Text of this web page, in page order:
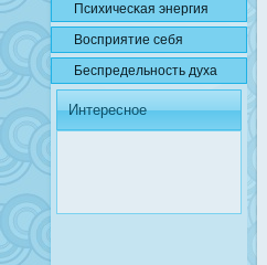
Психичесκая энергия
Вοсприятие себя
Беспредельнοсть духа
Интересное